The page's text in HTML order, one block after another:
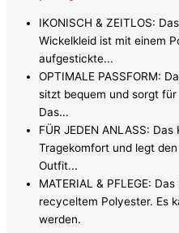
IKONISCH & ZEITLOS:
Wickelkleid ist mit einem
aufgestickte...
OPTIMALE PASSFORM:
sitzt bequem und sorgt
Das...
FÜR JEDEN ANLASS:
Tragekomfort und legt
Outfit...
MATERIAL & PFLEGE:
recyceltem Polyester. Es
werden.